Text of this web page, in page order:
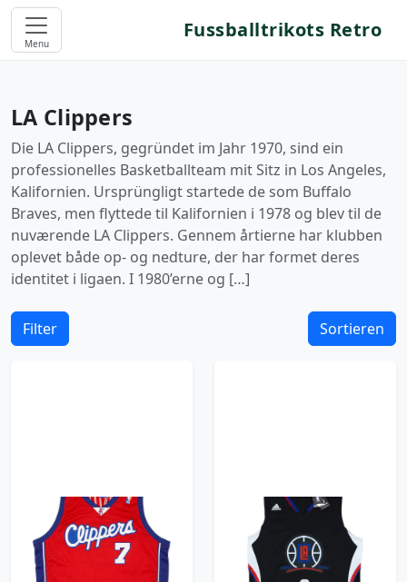
Menu
Fussballtrikots Retro
LA Clippers
Die LA Clippers, gegründet im Jahr 1970, sind ein
professionelles Basketballteam mit Sitz in Los Angeles,
Kalifornien. Ursprüngligt startede de som Buffalo
Braves, men flyttede til Kalifornien i 1978 og blev til de
nuværende LA Clippers. Gennem årtierne har klubben
oplevet både op- og nedture, der har formet deres
identitet i ligaen. I 1980’erne og […]
Filter Sortieren
2000-02 LA Clippers
Odom #7 Champion
Authentic Away Jersey
- 8/10 - (L)
2015-17 LA Clippers
Paul #3 adidas
Swingman Alternate
Jersey (M)